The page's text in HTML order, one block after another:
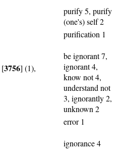
purify 5, purify
(one's) self 2
purification 1
[3756] (1),
be ignorant 7,
ignorant 4,
know not 4,
understand not
3, ignorantly 2,
unknown 2
error 1
ignorance 4